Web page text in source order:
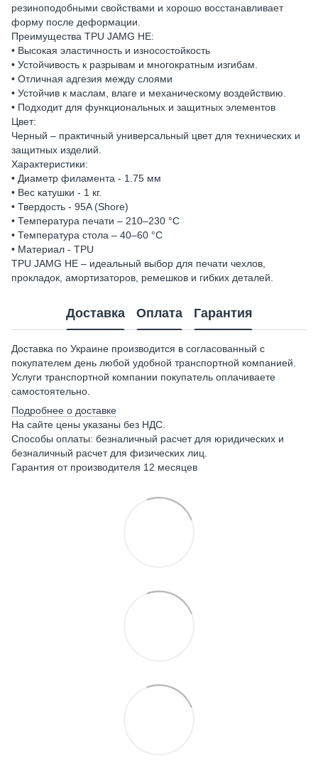
резиноподобными свойствами и хорошо восстанавливает
форму после деформации.
Преимущества TPU JAMG HE:
• Высокая эластичность и износостойкость
• Устойчивость к разрывам и многократным изгибам.
• Отличная адгезия между слоями
• Устойчив к маслам, влаге и механическому воздействию.
• Подходит для функциональных и защитных элементов
Цвет:
Черный – практичный универсальный цвет для технических и
защитных изделий.
Характеристики:
• Диаметр филамента - 1.75 мм
• Вес катушки - 1 кг.
• Твердость - 95A (Shore)
• Температура печати – 210–230 °C
• Температура стола – 40–60 °C
• Материал - TPU
TPU JAMG HE – идеальный выбор для печати чехлов,
прокладок, амортизаторов, ремешков и гибких деталей.
Доставка Оплата Гарантия
Доставка по Украине производится в согласованный с
покупателем день любой удобной транспортной компанией.
Услуги транспортной компании покупатель оплачиваете
самостоятельно.
Подробнее о доставке
На сайте цены указаны без НДС.
Способы оплаты: безналичный расчет для юридических и
безналичный расчет для физических лиц.
Гарантия от производителя 12 месяцев